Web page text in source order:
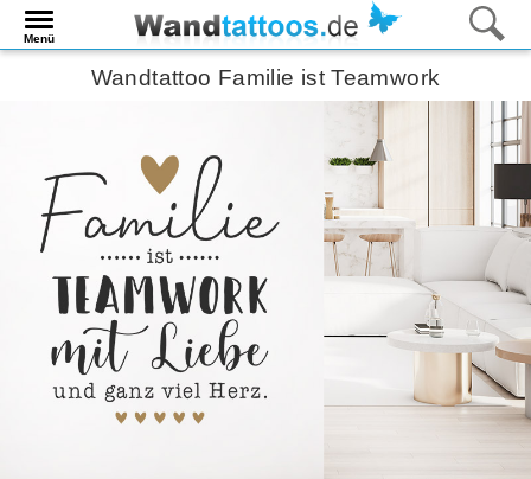
Menü
Wandtattoo Familie ist Teamwork